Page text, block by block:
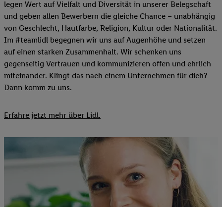
legen Wert auf Vielfalt und Diversität in unserer Belegschaft
und geben allen Bewerbern die gleiche Chance – unabhängig
von Geschlecht, Hautfarbe, Religion, Kultur oder Nationalität.
Im #teamlidl begegnen wir uns auf Augenhöhe und setzen
auf einen starken Zusammenhalt. Wir schenken uns
gegenseitig Vertrauen und kommunizieren offen und ehrlich
miteinander. Klingt das nach einem Unternehmen für dich?
Dann komm zu uns.​
Erfahre jetzt mehr über Lidl.